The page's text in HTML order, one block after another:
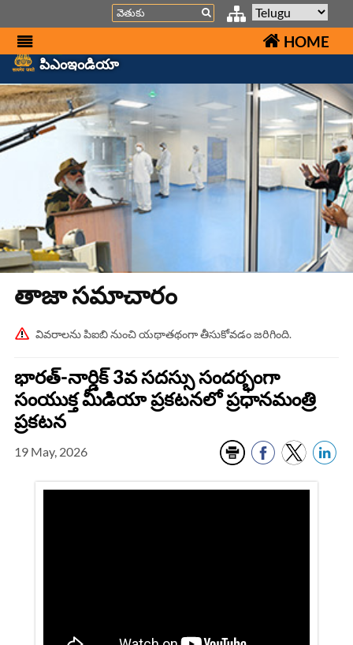
Search
HOME
పిఎంఇండియా
తాజా స‌మాచారం
వివరాలను పిఐబి నుంచి యథాతథంగా తీసుకోవడం జరిగింది.
భారత్‌-నార్డిక్‌ 3వ సదస్సు సందర్భంగా
సంయుక్త మీడియా ప్రకటనలో ప్రధానమంత్రి
ప్రకటన
19 May, 2026